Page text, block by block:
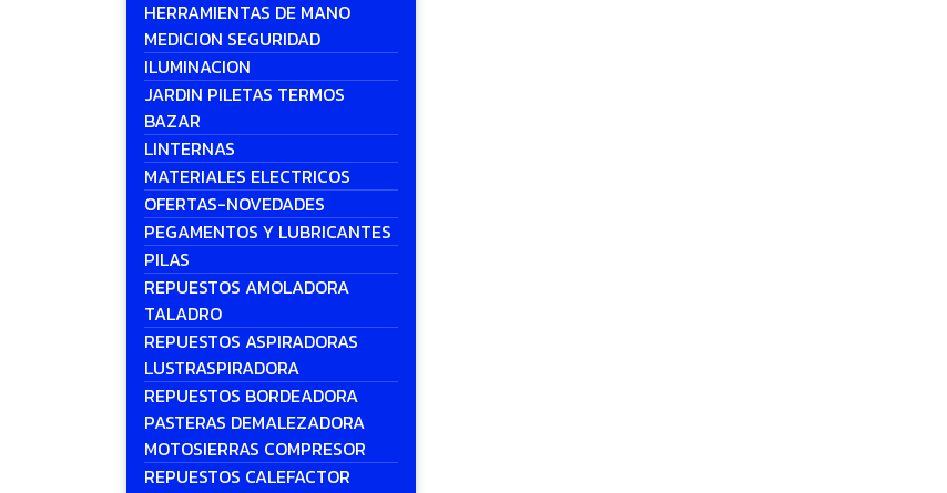
HERRAMIENTAS DE MANO
MEDICION SEGURIDAD
ILUMINACION
JARDIN PILETAS TERMOS
BAZAR
LINTERNAS
MATERIALES ELECTRICOS
OFERTAS-NOVEDADES
PEGAMENTOS Y LUBRICANTES
PILAS
REPUESTOS AMOLADORA
TALADRO
REPUESTOS ASPIRADORAS
LUSTRASPIRADORA
REPUESTOS BORDEADORA
PASTERAS DEMALEZADORA
MOTOSIERRAS COMPRESOR
REPUESTOS CALEFACTOR